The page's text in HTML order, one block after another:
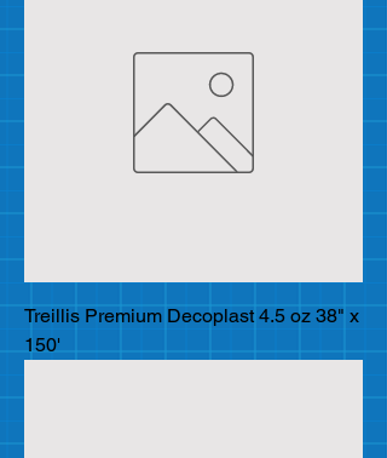
Treillis Premium Decoplast 4.5 oz 38" x
150'